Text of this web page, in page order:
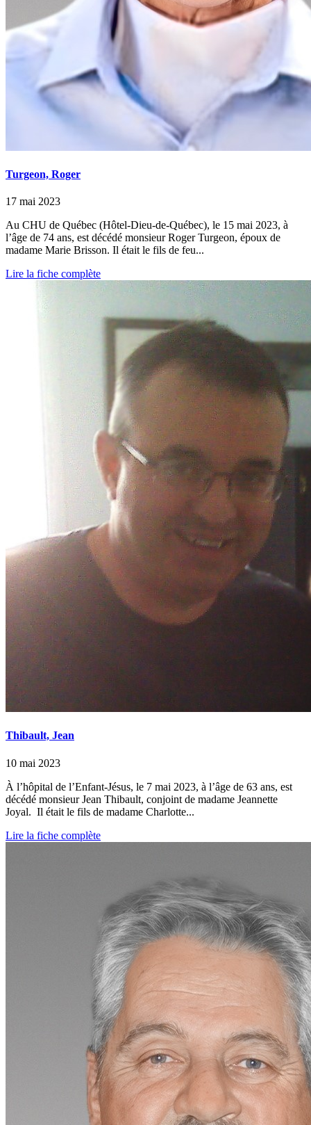
Turgeon, Roger
17 mai 2023
Au CHU de Québec (Hôtel-Dieu-de-Québec), le 15 mai 2023, à
l’âge de 74 ans, est décédé monsieur Roger Turgeon, époux de
madame Marie Brisson. Il était le fils de feu...
Lire la fiche complète
Thibault, Jean
10 mai 2023
À l’hôpital de l’Enfant-Jésus, le 7 mai 2023, à l’âge de 63 ans, est
décédé monsieur Jean Thibault, conjoint de madame Jeannette
Joyal. Il était le fils de madame Charlotte...
Lire la fiche complète